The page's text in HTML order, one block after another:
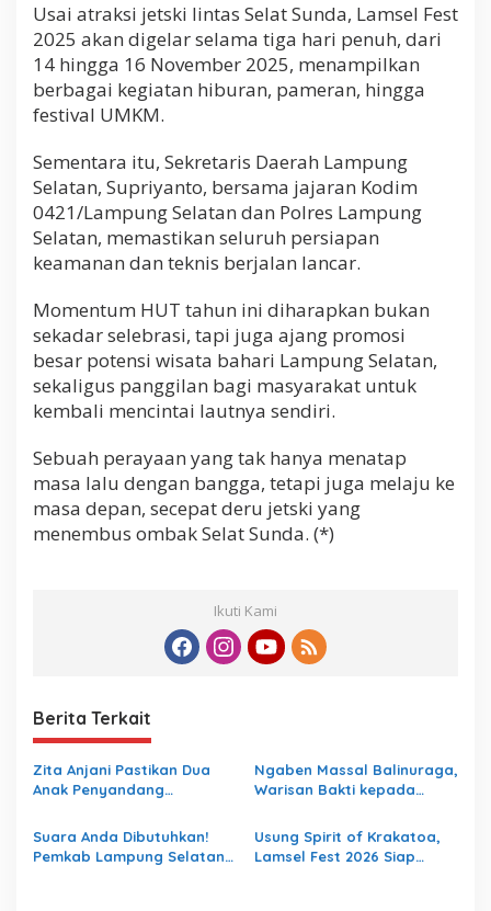
Usai atraksi jetski lintas Selat Sunda, Lamsel Fest
2025 akan digelar selama tiga hari penuh, dari
14 hingga 16 November 2025, menampilkan
berbagai kegiatan hiburan, pameran, hingga
festival UMKM.
Sementara itu, Sekretaris Daerah Lampung
Selatan, Supriyanto, bersama jajaran Kodim
0421/Lampung Selatan dan Polres Lampung
Selatan, memastikan seluruh persiapan
keamanan dan teknis berjalan lancar.
Momentum HUT tahun ini diharapkan bukan
sekadar selebrasi, tapi juga ajang promosi
besar potensi wisata bahari Lampung Selatan,
sekaligus panggilan bagi masyarakat untuk
kembali mencintai lautnya sendiri.
Sebuah perayaan yang tak hanya menatap
masa lalu dengan bangga, tetapi juga melaju ke
masa depan, secepat deru jetski yang
menembus ombak Selat Sunda. (*)
Ikuti Kami
Berita Terkait
Zita Anjani Pastikan Dua
Anak Penyandang
Selatan Tetap Didampingi,
BPJS dan Pendidikan Jadi
Ngaben Massal Balinuraga,
Warisan Bakti kepada
dan Memikat Wisatawan
Suara Anda Dibutuhkan!
Pemkab Lampung Selatan
Usung Spirit of Krakatoa,
Lamsel Fest 2026 Siap